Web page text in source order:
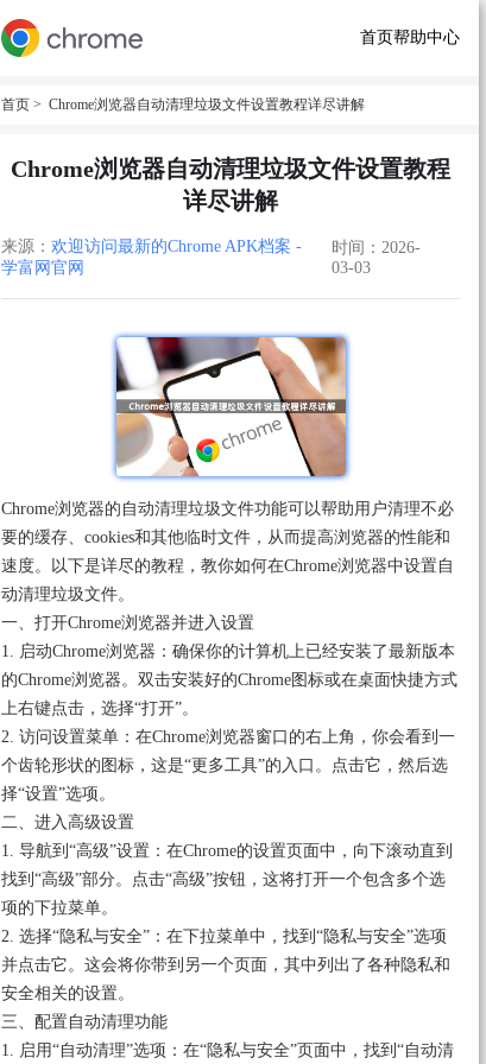
首页帮助中心
首页 > Chrome浏览器自动清理垃圾文件设置教程详尽讲解
Chrome浏览器自动清理垃圾文件设置教程
详尽讲解
来源： 欢迎访问最新的Chrome APK档案 -
学富网官网
时间：2026-
03-03
Chrome浏览器的自动清理垃圾文件功能可以帮助用户清理不必
要的缓存、cookies和其他临时文件，从而提高浏览器的性能和
速度。以下是详尽的教程，教你如何在Chrome浏览器中设置自
动清理垃圾文件。
一、打开Chrome浏览器并进入设置
1. 启动Chrome浏览器：确保你的计算机上已经安装了最新版本
的Chrome浏览器。双击安装好的Chrome图标或在桌面快捷方式
上右键点击，选择“打开”。
2. 访问设置菜单：在Chrome浏览器窗口的右上角，你会看到一
个齿轮形状的图标，这是“更多工具”的入口。点击它，然后选
择“设置”选项。
二、进入高级设置
1. 导航到“高级”设置：在Chrome的设置页面中，向下滚动直到
找到“高级”部分。点击“高级”按钮，这将打开一个包含多个选
项的下拉菜单。
2. 选择“隐私与安全”：在下拉菜单中，找到“隐私与安全”选项
并点击它。这会将你带到另一个页面，其中列出了各种隐私和
安全相关的设置。
三、配置自动清理功能
1. 启用“自动清理”选项：在“隐私与安全”页面中，找到“自动清